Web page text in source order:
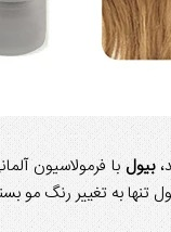
بیول با فرمولاسیون
تنها به تغییر رنگ مو